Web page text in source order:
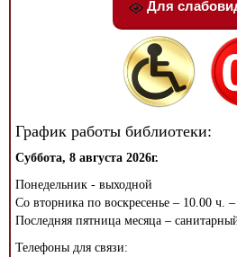
Для
График работы библиотеки:
Суббота, 8 августа 2026г.
Понедельник - выходной
Со вторника по воскресенье – 10.00 ч. –
Последняя пятница месяца –
Телефоны для связи: